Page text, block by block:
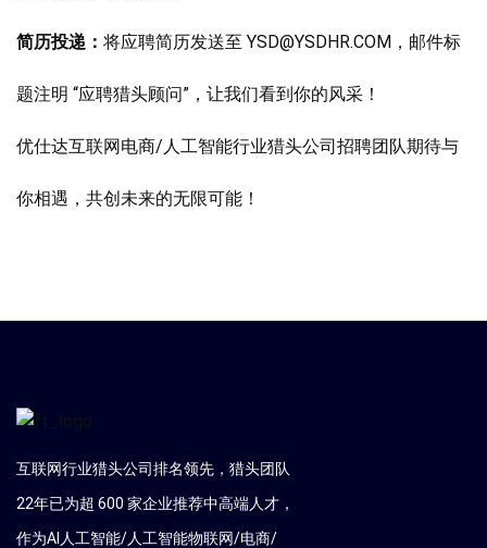
简历投递： 将应聘简历发送至 YSD@YSDHR.COM，邮件标
题注明 “应聘猎头顾问”，让我们看到你的风采！
优仕达互联网电商/人工智能行业猎头公司招聘团队期待与
你相遇，共创未来的无限可能！
互联网行业猎头公司排名领先，猎头团队
22年已为超 600 家企业推荐中高端人才，
作为AI人工智能/人工智能物联网/电商/